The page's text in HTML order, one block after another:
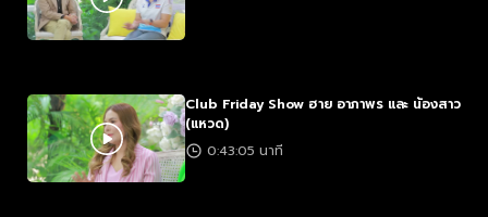
Club Friday Show ฮาย อาภาพร และ น้องสาว
(แหวด)
0:43:05 นาที